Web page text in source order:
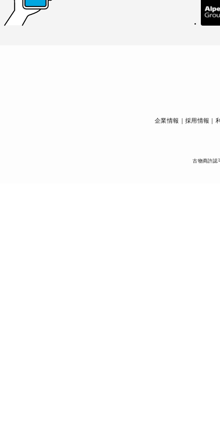
企業情報 採用情報
古物商許